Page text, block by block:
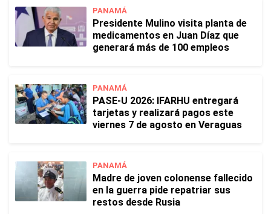
PANAMÁ
Presidente Mulino visita planta de
medicamentos en Juan Díaz que
generará más de 100 empleos
PANAMÁ
PASE-U 2026: IFARHU entregará
tarjetas y realizará pagos este
viernes 7 de agosto en Veraguas
PANAMÁ
Madre de joven colonense fallecido
en la guerra pide repatriar sus
restos desde Rusia